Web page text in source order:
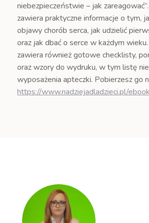
niebezpieczeństwie – jak
zawiera praktyczne informacje o tym,
objawy chorób serca, jak udzielić
oraz jak dbać o serce w każdym
zawiera również gotowe checklisty,
oraz wzory do wydruku, w tym listę
wyposażenia apteczki. Pobierzesz go
https://www.nadziejadladzieci.pl/